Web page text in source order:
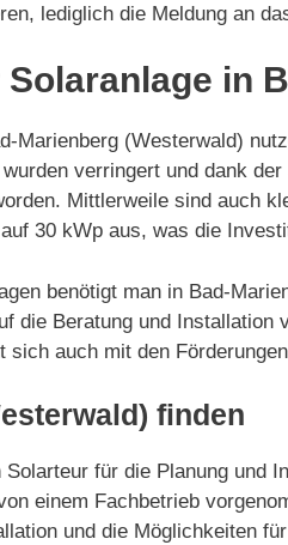
lediglich die Meldung an
in
Marienberg (Westerwald)
verringert und dank
Mittlerweile sind auch
30 kWp aus, was die
benötigt man in Bad-
die Beratung und
sich auch mit den
finden
für die Planung und
einem Fachbetrieb
und die Möglichkeiten